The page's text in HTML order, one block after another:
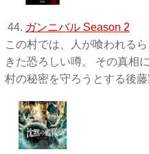
44. ガンニバル Season 2
この村では、人が喰われる
きた恐ろしい噂。 その真相
村の秘密を守ろうとする後